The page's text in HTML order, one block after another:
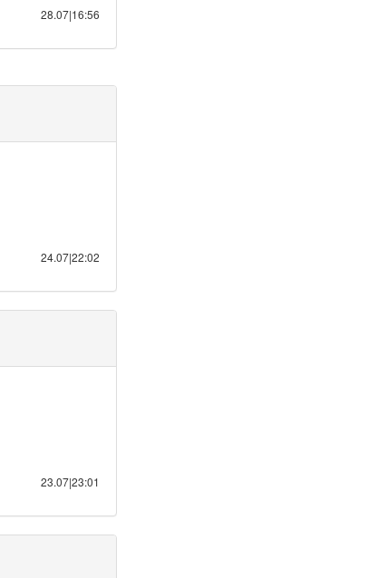
28.07|16:56
24.07|22:02
23.07|23:01